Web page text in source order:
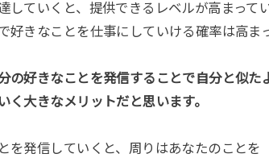
していくと、提供できるレベルが高まっ
好きなことを仕事にしていける確率は高ま
の好きなことを発信することで自分と似
く大きなメリットだと思います。
を発信していくと、周りはあなたのこと